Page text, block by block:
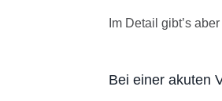
Im Detail gibt’s
Bei einer akuten